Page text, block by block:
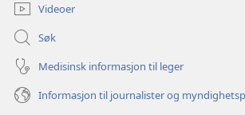
Videoer
Søk
Medisinsk informasjon til leger
Informasjon til journalister og